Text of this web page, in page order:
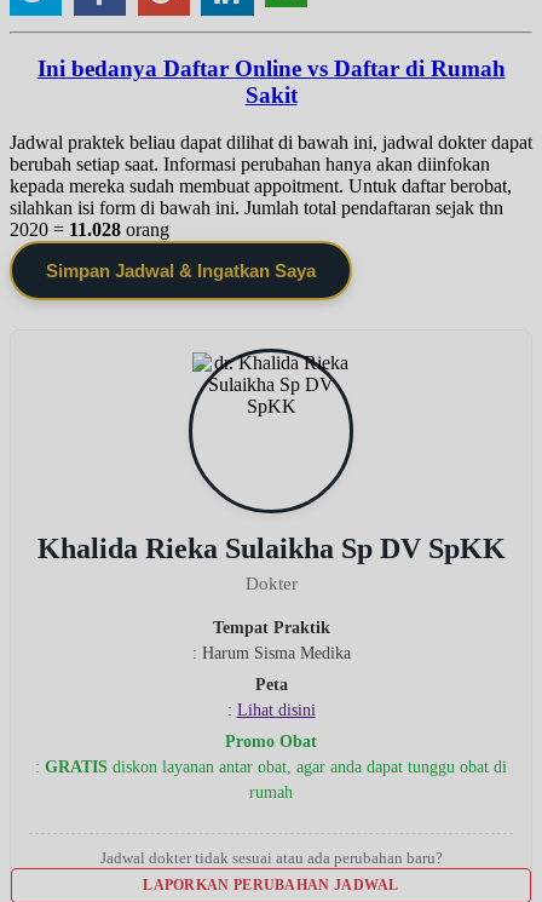
Ini bedanya Daftar Online vs Daftar di Rumah
Sakit
Jadwal praktek beliau dapat dilihat di bawah ini, jadwal dokter dapat
berubah setiap saat. Informasi perubahan hanya akan diinfokan
kepada mereka sudah membuat appoitment. Untuk daftar berobat,
silahkan isi form di bawah ini. Jumlah total pendaftaran sejak thn
2020 = 11.028 orang
Simpan Jadwal & Ingatkan Saya
Khalida Rieka Sulaikha Sp DV SpKK
Dokter
Tempat Praktik
: Harum Sisma Medika
Peta
: Lihat disini
Promo Obat
: GRATIS diskon layanan antar obat, agar anda dapat tunggu obat di
rumah
Jadwal dokter tidak sesuai atau ada perubahan baru?
LAPORKAN PERUBAHAN JADWAL